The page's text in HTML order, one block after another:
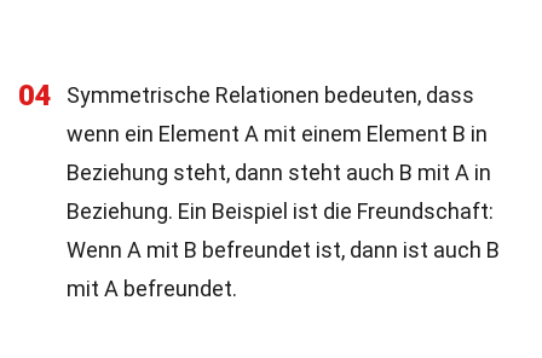
04
Symmetrische Relationen bedeuten, dass
wenn ein Element A mit einem Element B in
Beziehung steht, dann steht auch B mit A in
Beziehung. Ein Beispiel ist die Freundschaft:
Wenn A mit B befreundet ist, dann ist auch B
mit A befreundet.